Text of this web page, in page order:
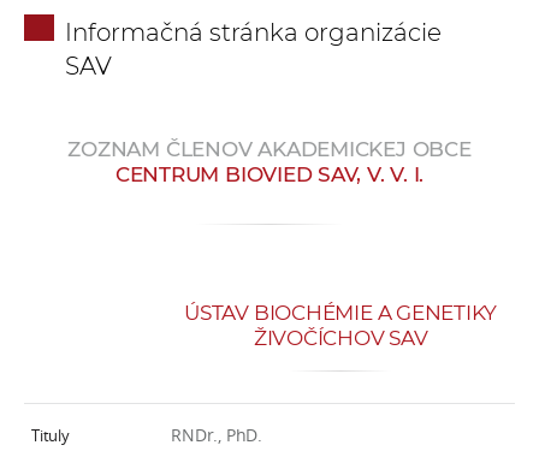
i
a
Informačná stránka organizácie
SAV
ZOZNAM ČLENOV AKADEMICKEJ OBCE
CENTRUM BIOVIED SAV, V. V. I.
ÚSTAV BIOCHÉMIE A GENETIKY
ŽIVOČÍCHOV SAV
RNDr., PhD.